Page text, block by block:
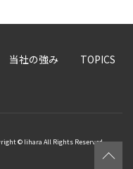
当社の強み TOPICS
© Iihara All Rights Reserved.